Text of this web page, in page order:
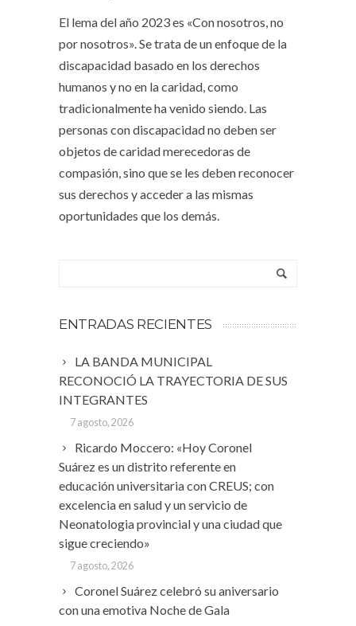
El lema del año 2023 es «Con nosotros, no
por nosotros». Se trata de un enfoque de la
discapacidad basado en los derechos
humanos y no en la caridad, como
tradicionalmente ha venido siendo. Las
personas con discapacidad no deben ser
objetos de caridad merecedoras de
compasión, sino que se les deben reconocer
sus derechos y acceder a las mismas
oportunidades que los demás.
ENTRADAS RECIENTES
LA BANDA MUNICIPAL
RECONOCIÓ LA TRAYECTORIA DE SUS
INTEGRANTES
7 agosto, 2026
Ricardo Moccero: «Hoy Coronel
Suárez es un distrito referente en
educación universitaria con CREUS; con
excelencia en salud y un servicio de
Neonatologia provincial y una ciudad que
sigue creciendo»
7 agosto, 2026
Coronel Suárez celebró su aniversario
con una emotiva Noche de Gala